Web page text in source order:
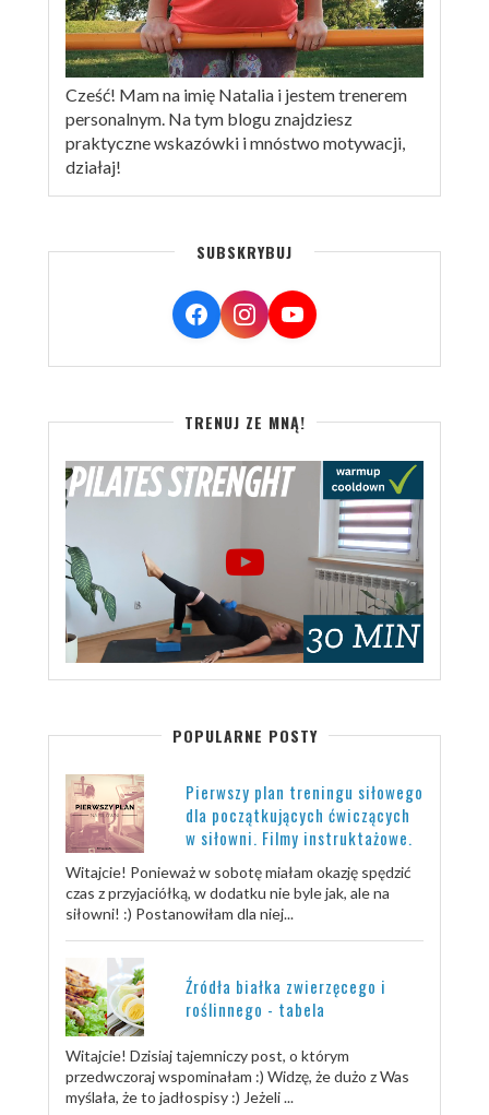
Cześć! Mam na imię Natalia i jestem trenerem
personalnym. Na tym blogu znajdziesz
praktyczne wskazówki i mnóstwo motywacji,
działaj!
SUBSKRYBUJ
TRENUJ ZE MNĄ!
POPULARNE POSTY
Pierwszy plan treningu siłowego
dla początkujących ćwiczących
w siłowni. Filmy instruktażowe.
Witajcie! Ponieważ w sobotę miałam okazję spędzić
czas z przyjaciółką, w dodatku nie byle jak, ale na
siłowni! :) Postanowiłam dla niej...
Źródła białka zwierzęcego i
roślinnego - tabela
Witajcie! Dzisiaj tajemniczy post, o którym
przedwczoraj wspominałam :) Widzę, że dużo z Was
myślała, że to jadłospisy :) Jeżeli ...